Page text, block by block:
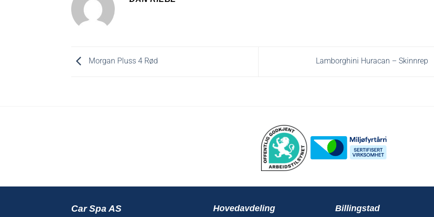
Morgan Pluss 4 Rød Lamborghini Huracan – Skinnrep
Car Spa AS Hovedavdeling Billingstad